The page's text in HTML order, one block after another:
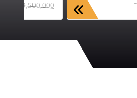
9,500,000